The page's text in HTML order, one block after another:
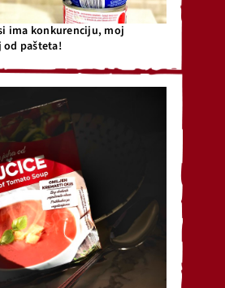
ima konkurenciju, moj
od pašteta!